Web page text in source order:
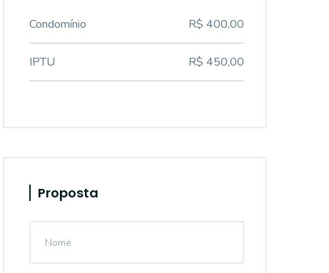
Condomínio R$ 400,00
IPTU R$ 450,00
Proposta